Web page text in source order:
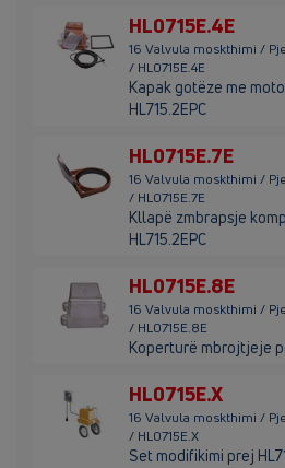
HL0715E.4E
16 Valvula moskthimi /
/ HL0715E.4E
Kapak gotëze me
HL715.2EPC
HL0715E.7E
16 Valvula moskthimi /
/ HL0715E.7E
Kllapë zmbrapsje
HL715.2EPC
HL0715E.8E
16 Valvula moskthimi /
/ HL0715E.8E
Koperturë mbrojtjeje
HL0715E.X
16 Valvula moskthimi /
/ HL0715E.X
Set modifikimi prej